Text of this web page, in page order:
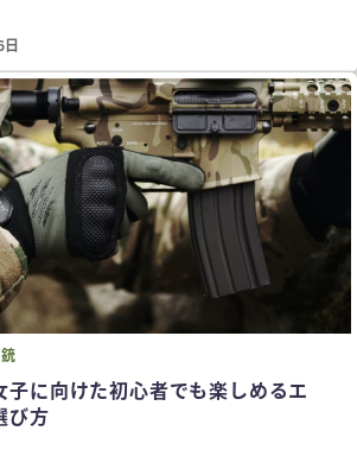
銃
子に向けた初心者でも楽しめるエ
び方